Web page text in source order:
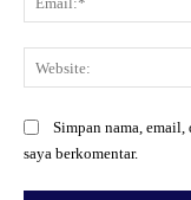
Simpan nama,
saya berkomentar.